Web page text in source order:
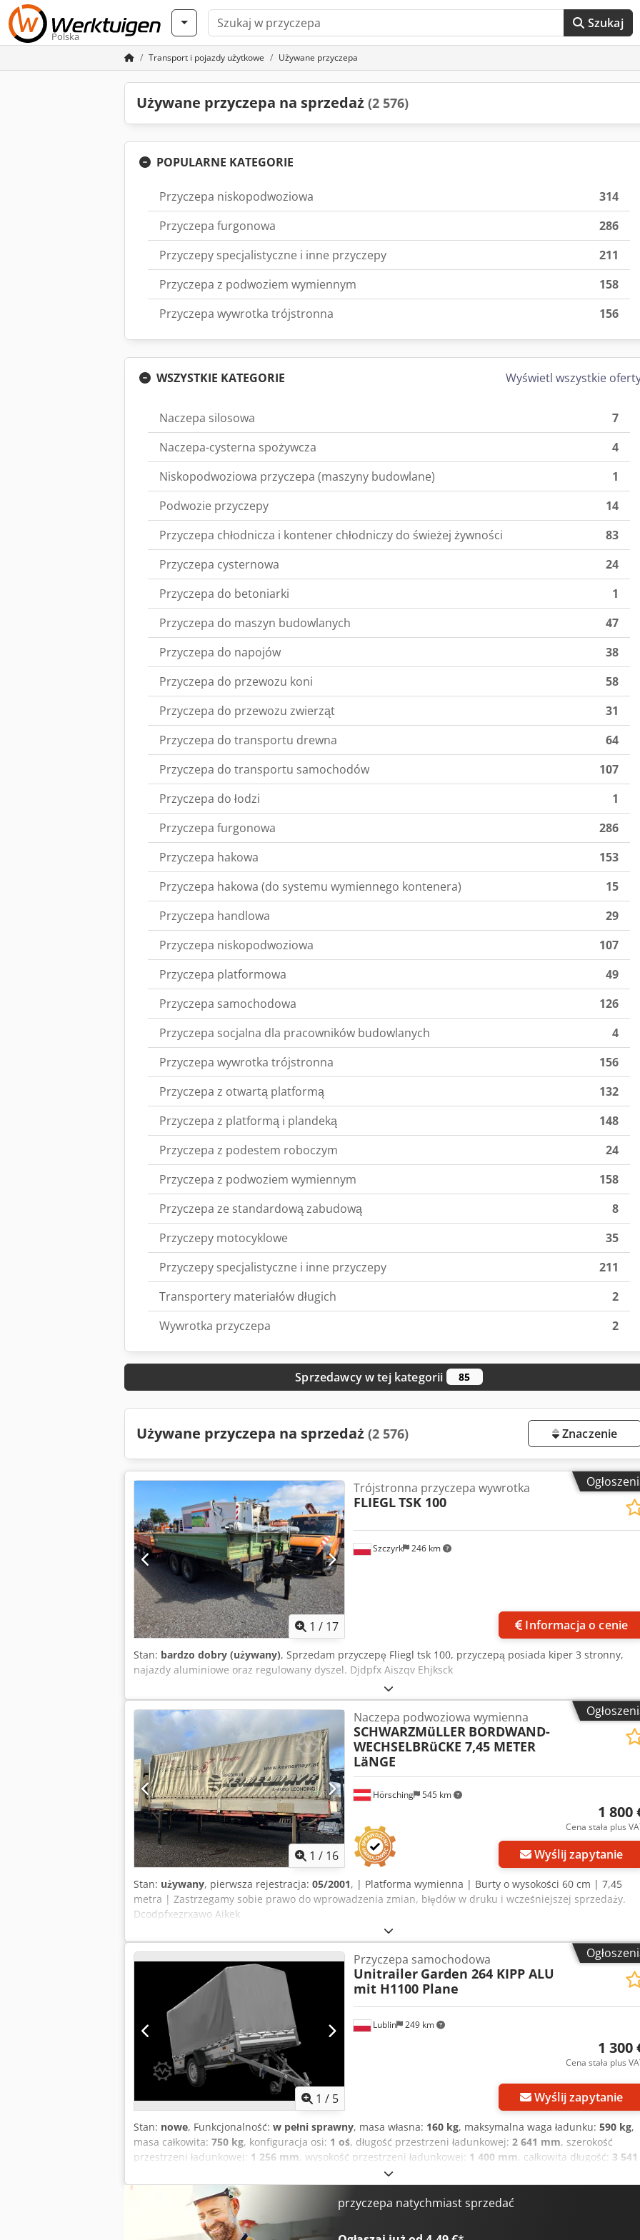
Polska
Szukaj
Transport i pojazdy użytkowe Używane przyczepa
Używane przyczepa na sprzedaż (2 576)
POPULARNE KATEGORIE
Przyczepa niskopodwoziowa
314
Przyczepa furgonowa
286
Przyczepy specjalistyczne i inne przyczepy
211
Przyczepa z podwoziem wymiennym
158
Przyczepa wywrotka trójstronna
156
WSZYSTKIE KATEGORIE Wyświetl wszystkie
Naczepa silosowa
7
Naczepa-cysterna spożywcza
4
Niskopodwoziowa przyczepa (maszyny budowlane)
1
Podwozie przyczepy
14
Przyczepa chłodnicza i kontener chłodniczy do świeżej żywności
83
Przyczepa cysternowa
24
Przyczepa do betoniarki
1
Przyczepa do maszyn budowlanych
47
Przyczepa do napojów
38
Przyczepa do przewozu koni
58
Przyczepa do przewozu zwierząt
31
Przyczepa do transportu drewna
64
Przyczepa do transportu samochodów
107
Przyczepa do łodzi
1
Przyczepa furgonowa
286
Przyczepa hakowa
153
Przyczepa hakowa (do systemu wymiennego kontenera)
15
Przyczepa handlowa
29
Przyczepa niskopodwoziowa
107
Przyczepa platformowa
49
Przyczepa samochodowa
126
Przyczepa socjalna dla pracowników budowlanych
4
Przyczepa wywrotka trójstronna
156
Przyczepa z otwartą platformą
132
Przyczepa z platformą i plandeką
148
Przyczepa z podestem roboczym
24
Przyczepa z podwoziem wymiennym
158
Przyczepa ze standardową zabudową
8
Przyczepy motocyklowe
35
Przyczepy specjalistyczne i inne przyczepy
211
Transportery materiałów długich
2
Wywrotka przyczepa
2
Sprzedawcy w tej kategorii 85
Używane przyczepa na sprzedaż (2 576) Znaczenie
1 / 17
Szczyrk 246 km
Trójstronna przyczepa wywrotka
FLIEGLTSK 100
Informacja o cenie
Stan: bardzo dobry (używany), Sprzedam przyczepę Fliegl tsk 100, przyczepą posiada kiper 3 stronny,
najazdy aluminiowe oraz regulowany dyszel. Djdpfx Aiszqv Ehjksck
1 / 16
Hörsching 545 km
Naczepa podwoziowa wymienna
SCHWARZMüLLER BORDWAND-
WECHSELBRüCKE 7,45 METER
LäNGE
1 800
Cena stała plus
Wyślij zapytanie
Stan: używany, pierwsza rejestracja: 05/2001, | Platforma wymienna | Burty o wysokości 60 cm | 7,45
metra | Zastrzegamy sobie prawo do wprowadzenia zmian, błędów w druku i wcześniejszej sprzedaży.
Dcodpfxezrxawo Aikek
1 / 5
Lublin 249 km
Przyczepa samochodowa
Unitrailer Garden 264 KIPP ALU
mit H1100 Plane
1 300
Cena stała plus
Wyślij zapytanie
Stan: nowe, Funkcjonalność: w pełni sprawny, masa własna: 160 kg, maksymalna waga ładunku: 590 kg,
masa całkowita: 750 kg, konfiguracja osi: 1 oś, długość przestrzeni ładunkowej: 2 641 mm, szerokość
przestrzeni ładunkowej: 1 256 mm, wysokość przestrzeni ładunkowej: 1 400 mm, całkowita długość: 3 541
, całkowita wysokość:
szary, hamulec przyczepy:przyczepa bez hamulców, Rok budowy:2026, UNITRAILER Garden 264 KIPP
z podwoziem H-1100 i szarą plandeką UNITRAILER Garden 264 KIPP ALU to praktyczna przyczepka
samochodowa z aluminiowymi ścianami, idealna dla użytkowników, którzy potrzebują dużej powierzchni
ładunkowej i szukają wygodnego rozwiązania transportowego dla różnych materiałów. Powierzchnia
przyczepa natychmiast sprzedać